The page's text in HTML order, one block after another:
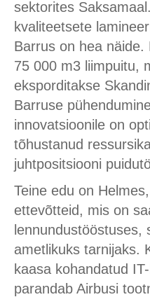
sektorites
kvaliteetsete
Barrus on hea
75 000 m3 liimpuitu,
eksporditakse
Barruse
innovatsioonile on
tõhustanud
juhtpositsiooni
Teine edu on
ettevõtteid, mis on
lennundustööstuses,
ametlikuks tarnijaks.
kaasa kohandatud
parandab Airbusi